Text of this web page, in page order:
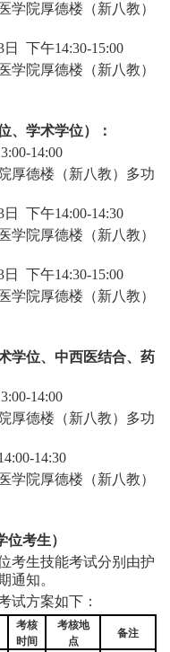
学院厚德楼 （新八教）
日 下午14:30-15:00
学院厚德楼 （新八教）
、学术学位）：
14:00
厚德楼 （新八教） 多功
日 下午14:00-14:30
学院厚德楼 （新八教）
日 下午14:30-15:00
学院厚德楼 （新八教）
学位、中西医结合、药
14:00
厚德楼 （新八教） 多功
00-14:30
学院厚德楼 （新八教）
考生）
考生技能考试分别由护
通知。
试方案如下：
考核
时间
考核地
点
备注